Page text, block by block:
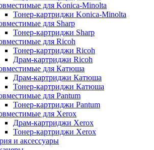
для Konica-Minolta
Тонер-картриджи Konica-Minolta
для Sharp
Тонер-картриджи Sharp
для Ricoh
Тонер-картриджи Ricoh
Драм-картриджи Ricoh
для Катюша
Драм-картриджи Катюша
Тонер-картриджи Катюша
для Pantum
Тонер-картриджи Pantum
для Xerox
Драм-картриджи Xerox
Тонер-картриджи Xerox
и аксессуары